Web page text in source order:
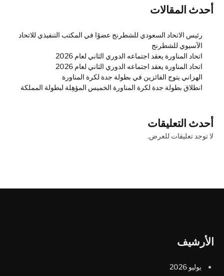
أحدث المقالات
رئيس الاتحاد السعودي للشطرنج عضوًا في المكتب التنفيذي للاتحاد
الآسيوي للشطرنج
اتحاد المناورة يعقد اجتماعه الدوري الثاني لعام 2026
اتحاد المناورة يعقد اجتماعه الدوري الثاني لعام 2026
الهزاني يتوج الفائزين في بطولة جدة لكرة المناورة
انطلاق بطولة جدة لكرة المناورة الخميس المؤهِلة لبطولة المملكة
أحدث التعليقات
لا توجد تعليقات للعرض.
الأرشيف
يوليو 2026